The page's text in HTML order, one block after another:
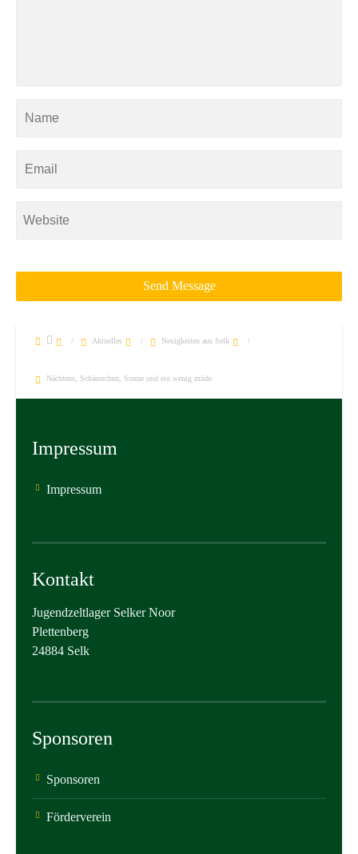
/ Aktuelles / Neuigkeiten aus Selk /
Nächtens, Schäuerchen, Sonne und ein wenig müde
Impressum
Impressum
Kontakt
Jugendzeltlager Selker Noor
Plettenberg
24884 Selk
Sponsoren
Sponsoren
Förderverein